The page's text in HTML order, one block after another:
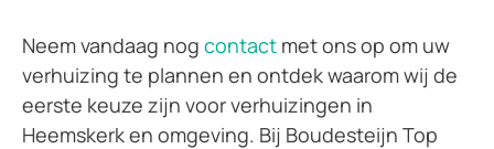
Neem vandaag nog contact met ons op om uw
verhuizing te plannen en ontdek waarom wij de
eerste keuze zijn voor verhuizingen in
Heemskerk en omgeving. Bij Boudesteijn Top